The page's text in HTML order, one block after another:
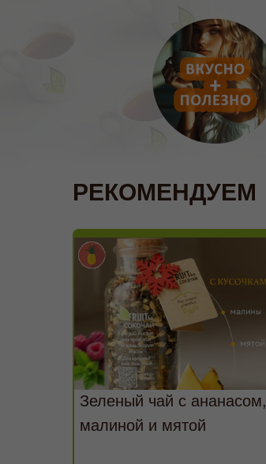
РЕКОМЕНДУЕМ
Зеленый чай с ананасом,
малиной и мятой